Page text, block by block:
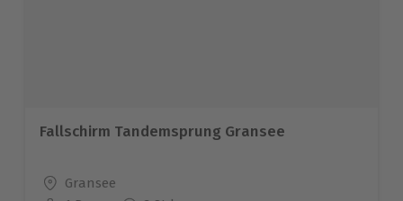
Fallschirm Tandemsprung Gransee
Standort
Gransee